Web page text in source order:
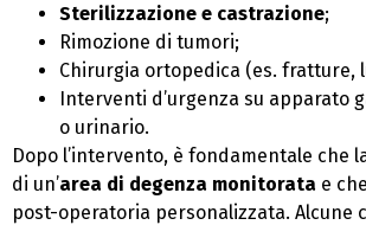
Sterilizzazione e castrazione;
Rimozione di tumori;
Chirurgia ortopedica (es. fratture,
Interventi d’urgenza su apparato
o urinario.
Dopo l’intervento, è fondamentale che
di un’area di degenza monitorata e
post-operatoria personalizzata. Alcune